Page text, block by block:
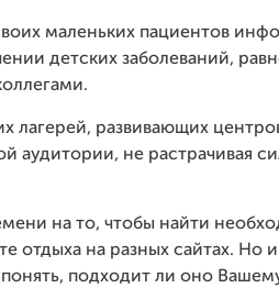
маленьких пациентов
детских заболеваний,
лагерей, развивающих
не растрачивая
на то, чтобы найти
отдыха на разных сайтах. Но
подходит ли оно